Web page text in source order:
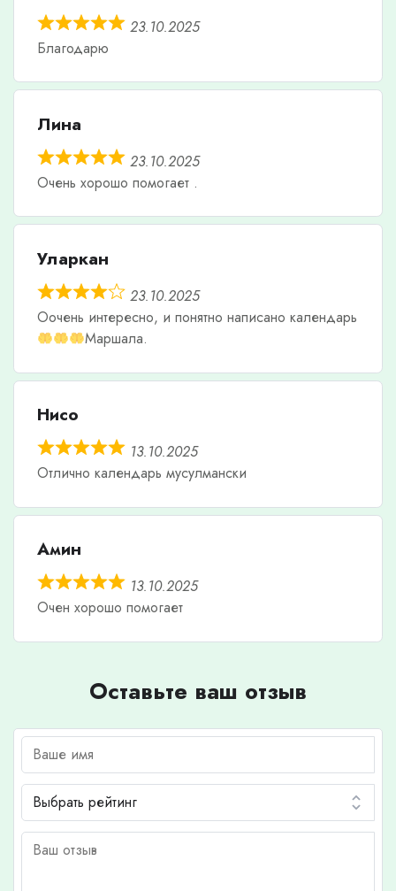
23.10.2025
Благодарю
Лина
23.10.2025
Очень хорошо помогает .
Уларкан
23.10.2025
Оочень интересно, и понятно написано календарь
Маршала.
Нисо
13.10.2025
Отлично календарь мусулмански
Амин
13.10.2025
Очен хорошо помогает
Оставьте ваш отзыв